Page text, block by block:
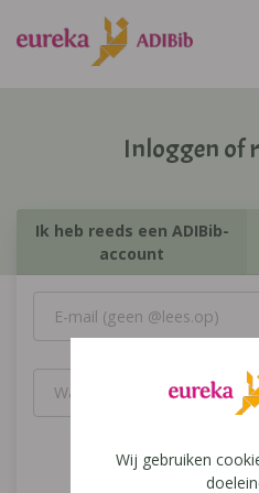
Inloggen of
Ik heb reeds een ADIBib-
account
Wij gebruiken